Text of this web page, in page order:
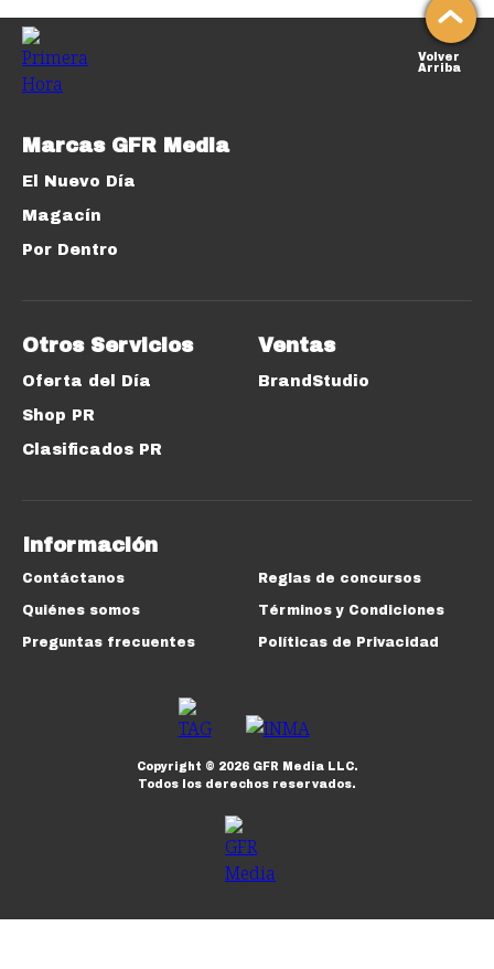
Volver
Arriba
Marcas GFR Media
El Nuevo Día
Magacín
Por Dentro
Otros Servicios
Oferta del Día
Shop PR
Clasificados PR
Ventas
BrandStudio
Información
Contáctanos
Quiénes somos
Preguntas frecuentes
Reglas de concursos
Términos y Condiciones
Políticas de Privacidad
Copyright © 2026GFR Media LLC.
Todos los derechos reservados.